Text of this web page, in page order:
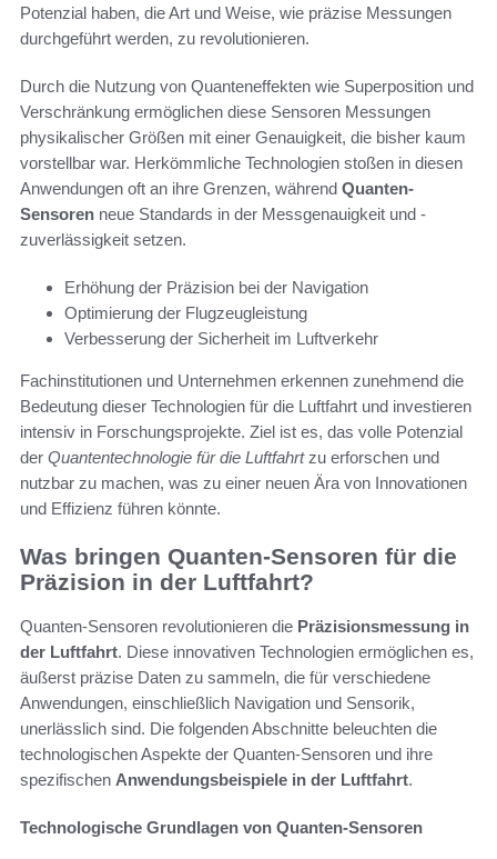
Potenzial haben, die Art und Weise, wie präzise Messungen
durchgeführt werden, zu revolutionieren.
Durch die Nutzung von Quanteneffekten wie Superposition und
Verschränkung ermöglichen diese Sensoren Messungen
physikalischer Größen mit einer Genauigkeit, die bisher kaum
vorstellbar war. Herkömmliche Technologien stoßen in diesen
Anwendungen oft an ihre Grenzen, während Quanten-
Sensoren neue Standards in der Messgenauigkeit und -
zuverlässigkeit setzen.
Erhöhung der Präzision bei der Navigation
Optimierung der Flugzeugleistung
Verbesserung der Sicherheit im Luftverkehr
Fachinstitutionen und Unternehmen erkennen zunehmend die
Bedeutung dieser Technologien für die Luftfahrt und investieren
intensiv in Forschungsprojekte. Ziel ist es, das volle Potenzial
der Quantentechnologie für die Luftfahrtzu erforschen und
nutzbar zu machen, was zu einer neuen Ära von Innovationen
und Effizienz führen könnte.
Was bringen Quanten-Sensoren für die
Präzision in der Luftfahrt?
Quanten-Sensoren revolutionieren die Präzisionsmessung in
der Luftfahrt. Diese innovativen Technologien ermöglichen es,
äußerst präzise Daten zu sammeln, die für verschiedene
Anwendungen, einschließlich Navigation und Sensorik,
unerlässlich sind. Die folgenden Abschnitte beleuchten die
technologischen Aspekte der Quanten-Sensoren und ihre
spezifischen Anwendungsbeispiele in der Luftfahrt.
Technologische Grundlagen von Quanten-Sensoren